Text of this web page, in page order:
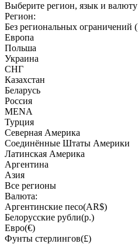
Выберите регион, язык и
Регион:
Без региональных ограничений
Европа
Польша
Украина
СНГ
Казахстан
Беларусь
Россия
MENA
Турция
Северная Америка
Соединённые Штаты Америки
Латинская Америка
Аргентина
Азия
Все регионы
Валюта:
Аргентинские песо(AR$)
Белорусские рубли(р.)
Евро(€)
Фунты стерлингов(£)